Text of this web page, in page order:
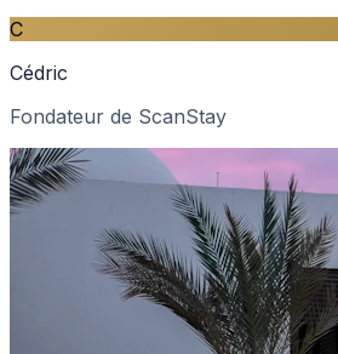
C
Cédric
Fondateur de ScanStay